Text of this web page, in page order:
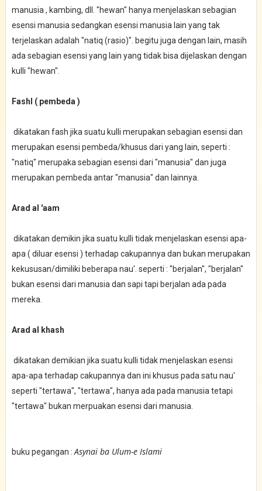
manusia , kambing, dll. "hewan" hanya menjelaskan sebagian
esensi manusia sedangkan esensi manusia lain yang tak
terjelaskan adalah "natiq (rasio)". begitu juga dengan lain, masih
ada sebagian esensi yang lain yang tidak bisa dijelaskan dengan
kulli "hewan".
Fashl ( pembeda )
dikatakan fash jika suatu kulli merupakan sebagian esensi dan
merupakan esensi pembeda/khusus dari yang lain, seperti :
"natiq" merupaka sebagian esensi dari "manusia" dan juga
merupakan pembeda antar "manusia" dan lainnya.
Arad al 'aam
dikatakan demikin jika suatu kulli tidak menjelaskan esensi apa-
apa ( diluar esensi ) terhadap cakupannya dan bukan merupakan
kekususan/dimiliki beberapa nau'. seperti : "berjalan", "berjalan"
bukan esensi dari manusia dan sapi tapi berjalan ada pada
mereka.
Arad al khash
dikatakan demikian jika suatu kulli tidak menjelaskan esensi
apa-apa terhadap cakupannya dan ini khusus pada satu nau'
seperti "tertawa", "tertawa", hanya ada pada manusia tetapi
"tertawa" bukan merpuakan esensi dari manusia.
buku pegangan : Asynai ba Ulum-e Islami